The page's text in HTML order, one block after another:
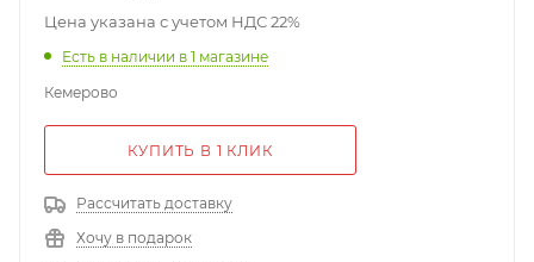
Цена указана с учетом НДС 22%
Есть в наличии в 1 магазине
Кемерово
КУПИТЬ В 1 КЛИК
Рассчитать доставку
Хочу в подарок